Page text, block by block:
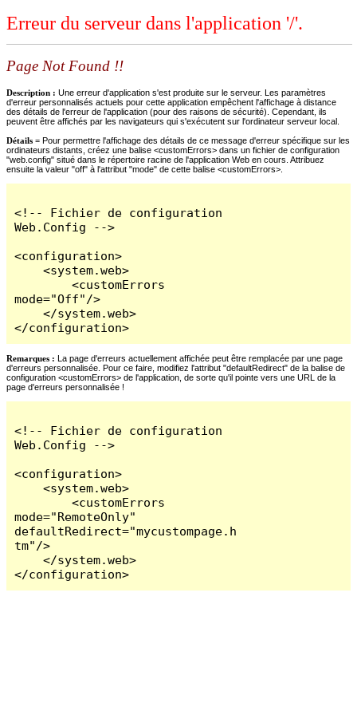
Erreur du serveur dans l'application '/'.
Page Not Found !!
Description : Une erreur d'application s'est produite sur le serveur. Les paramètres
d'erreur personnalisés actuels pour cette application empêchent l'affichage à distance
des détails de l'erreur de l'application (pour des raisons de sécurité). Cependant, ils
peuvent être affichés par les navigateurs qui s'exécutent sur l'ordinateur serveur local.
Détails = Pour permettre l'affichage des détails de ce message d'erreur spécifique sur les
ordinateurs distants, créez une balise <customErrors> dans un fichier de configuration
"web.config" situé dans le répertoire racine de l'application Web en cours. Attribuez
ensuite la valeur "off" à l'attribut "mode" de cette balise <customErrors>.
<!-- Fichier de configuration
Web.Config -->
<configuration>
    <system.web>
        <customErrors
mode="Off"/>
    </system.web>
</configuration>
Remarques : La page d'erreurs actuellement affichée peut être remplacée par une page
d'erreurs personnalisée. Pour ce faire, modifiez l'attribut "defaultRedirect" de la balise de
configuration <customErrors> de l'application, de sorte qu'il pointe vers une URL de la
page d'erreurs personnalisée !
<!-- Fichier de configuration
Web.Config -->
<configuration>
    <system.web>
        <customErrors
mode="RemoteOnly"
defaultRedirect="mycustompage.h
tm"/>
    </system.web>
</configuration>